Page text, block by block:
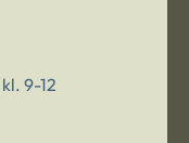
9-12